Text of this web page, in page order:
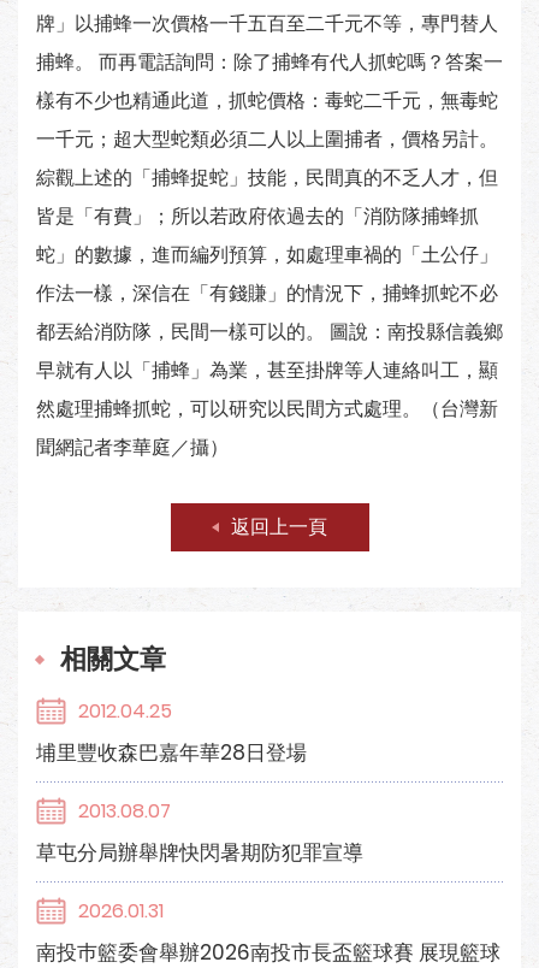
牌」以捕蜂一次價格一千五百至二千元不等，專門替人
捕蜂。 而再電話詢問：除了捕蜂有代人抓蛇嗎？答案一
樣有不少也精通此道，抓蛇價格：毒蛇二千元，無毒蛇
一千元；超大型蛇類必須二人以上圍捕者，價格另計。
綜觀上述的「捕蜂捉蛇」技能，民間真的不乏人才，但
皆是「有費」；所以若政府依過去的「消防隊捕蜂抓
蛇」的數據，進而編列預算，如處理車禍的「土公仔」
作法一樣，深信在「有錢賺」的情況下，捕蜂抓蛇不必
都丟給消防隊，民間一樣可以的。 圖說：南投縣信義鄉
早就有人以「捕蜂」為業，甚至掛牌等人連絡叫工，顯
然處理捕蜂抓蛇，可以研究以民間方式處理。（台灣新
聞網記者李華庭／攝）
返回上一頁
相關文章
2012.04.25
埔里豐收森巴嘉年華28日登場
2013.08.07
草屯分局辦舉牌快閃暑期防犯罪宣導
2026.01.31
南投巿籃委會舉辦2026南投市長盃籃球賽 展現籃球